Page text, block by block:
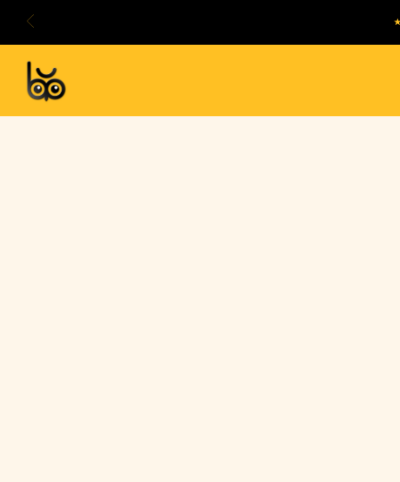
Inicio
«
derechos de autor. La reproducción,
y es penado por la ley. Todo intento